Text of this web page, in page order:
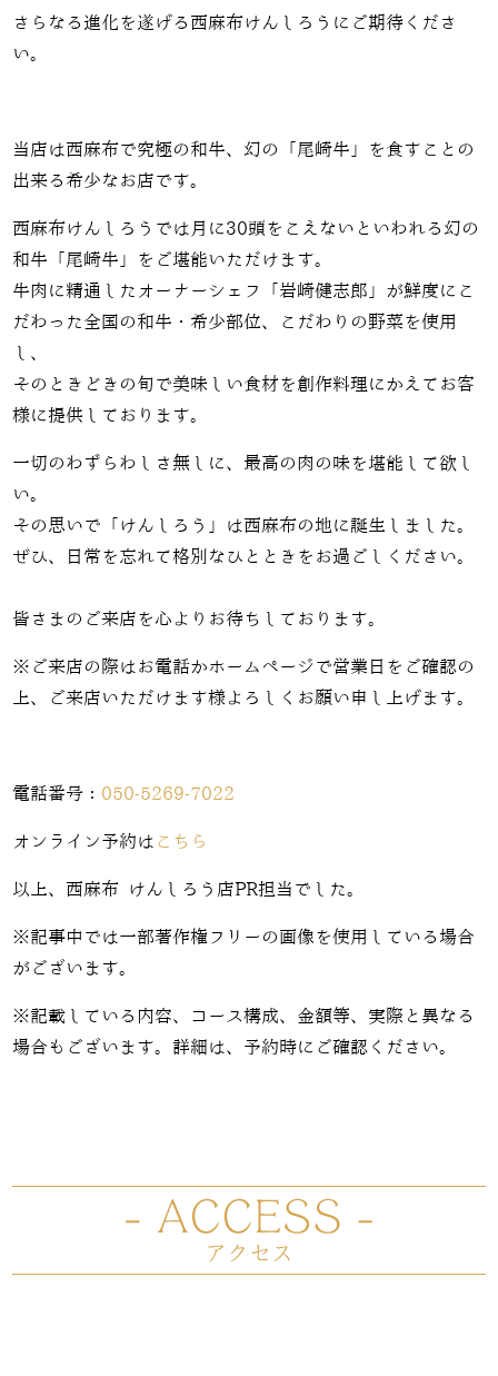
さらなる進化を遂げる西麻布けんしろうにご期待くださ
い。
当店は西麻布で究極の和牛、幻の「尾崎牛」を食すことの
出来る希少なお店です。
西麻布けんしろうでは月に30頭をこえないといわれる幻の
和牛「尾崎牛」をご堪能いただけます。
牛肉に精通したオーナーシェフ「岩崎健志郎」が鮮度にこ
だわった全国の和牛・希少部位、こだわりの野菜を使用
し、
そのときどきの旬で美味しい食材を創作料理にかえてお客
様に提供しております。
一切のわずらわしさ無しに、最高の肉の味を堪能して欲し
い。
その思いで「けんしろう」は西麻布の地に誕生しました。
ぜひ、日常を忘れて格別なひとときをお過ごしください。
皆さまのご来店を心よりお待ちしております。
※ご来店の際はお電話かホームページで営業日をご確認の
上、ご来店いただけます様よろしくお願い申し上げます。
電話番号： 050-5269-7022
オンライン予約は こちら
以上、西麻布 けんしろう店PR担当でした。
※記事中では一部著作権フリーの画像を使用している場合
がございます。
※記載している内容、コース構成、金額等、実際と異なる
場合もございます。詳細は、予約時にご確認ください。